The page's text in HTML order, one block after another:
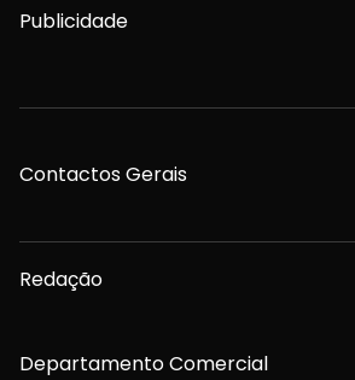
Publicidade
Contactos Gerais
Redação
Departamento Comercial